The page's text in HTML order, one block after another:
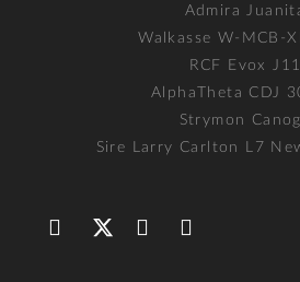
Admira
Walkasse W-MCB-
RCF Evox J11
AlphaTheta CDJ
Strymon
Sire Larry Carlton L7